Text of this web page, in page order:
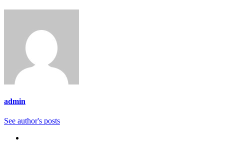
admin
See author's posts